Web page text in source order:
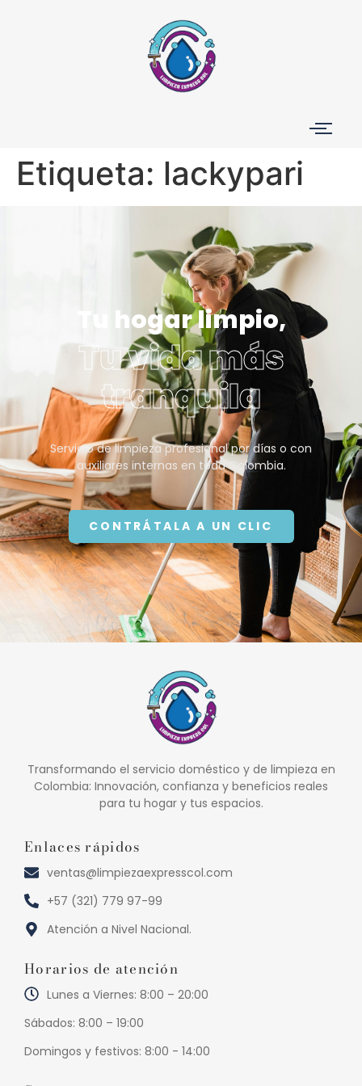
Etiqueta: lackypari
Tu hogar limpio,
Tu vida más
tranquila
Servicio de limpieza profesional por días o con
auxiliares internas en toda Colombia.
CONTRÁTALA A UN CLIC
Transformando el servicio doméstico y de limpieza en
Colombia: Innovación, confianza y beneficios reales
para tu hogar y tus espacios.
Enlaces rápidos
ventas@limpiezaexpresscol.com
+57 (321) 779 97-99
Atención a Nivel Nacional.
Horarios de atención
Lunes a Viernes: 8:00 – 20:00
Sábados: 8:00 – 19:00
Domingos y festivos: 8:00 - 14:00